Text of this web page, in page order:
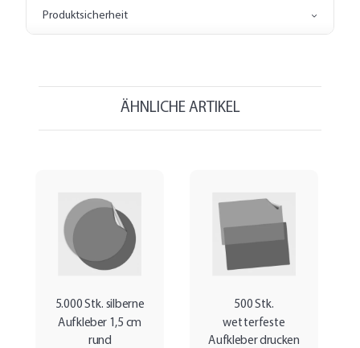
Produktsicherheit
ÄHNLICHE ARTIKEL
5.000 Stk. silberne
Aufkleber 1,5 cm
rund
500 Stk.
wetterfeste
Aufkleber drucken